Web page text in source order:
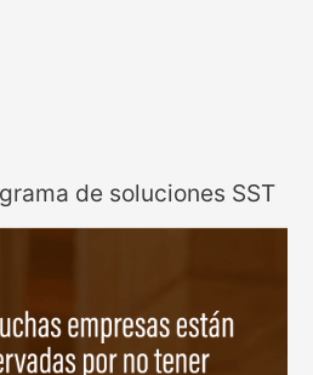
de soluciones SST